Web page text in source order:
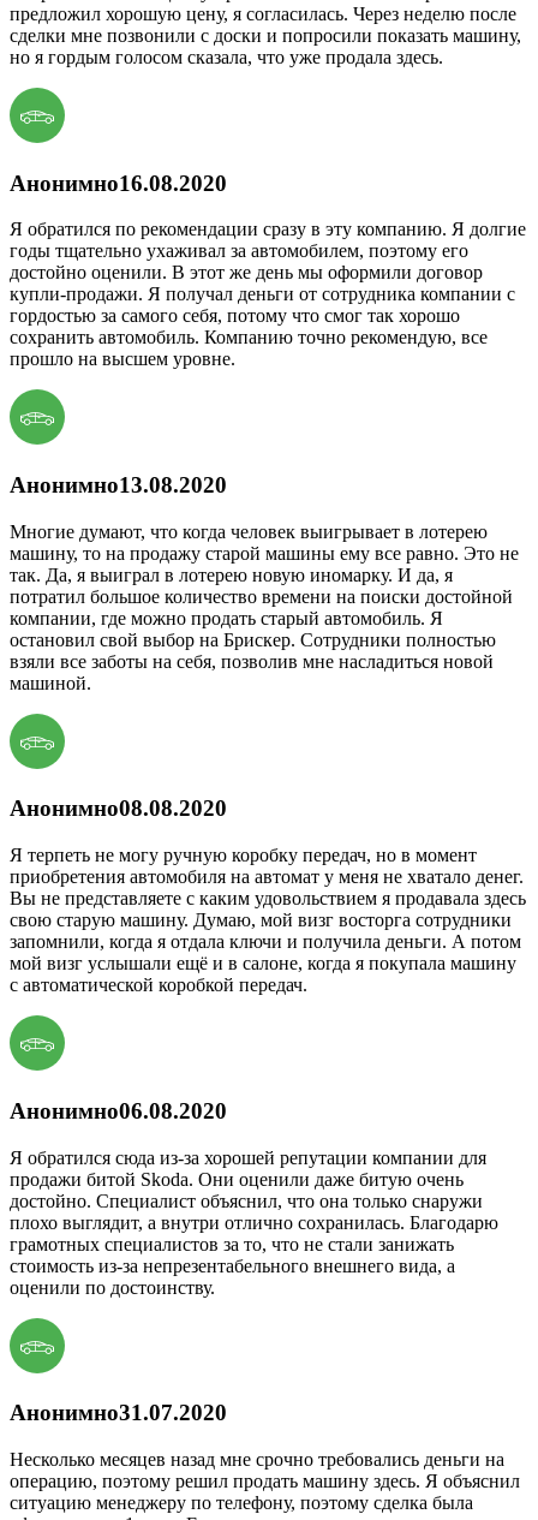
предложил хорошую цену, я согласилась. Через неделю после
сделки мне позвонили с доски и попросили показать машину,
но я гордым голосом сказала, что уже продала здесь.
Анонимно16.08.2020
Я обратился по рекомендации сразу в эту компанию. Я долгие
годы тщательно ухаживал за автомобилем, поэтому его
достойно оценили. В этот же день мы оформили договор
купли-продажи. Я получал деньги от сотрудника компании с
гордостью за самого себя, потому что смог так хорошо
сохранить автомобиль. Компанию точно рекомендую, все
прошло на высшем уровне.
Анонимно13.08.2020
Многие думают, что когда человек выигрывает в лотерею
машину, то на продажу старой машины ему все равно. Это не
так. Да, я выиграл в лотерею новую иномарку. И да, я
потратил большое количество времени на поиски достойной
компании, где можно продать старый автомобиль. Я
остановил свой выбор на Брискер. Сотрудники полностью
взяли все заботы на себя, позволив мне насладиться новой
машиной.
Анонимно08.08.2020
Я терпеть не могу ручную коробку передач, но в момент
приобретения автомобиля на автомат у меня не хватало денег.
Вы не представляете с каким удовольствием я продавала здесь
свою старую машину. Думаю, мой визг восторга сотрудники
запомнили, когда я отдала ключи и получила деньги. А потом
мой визг услышали ещё и в салоне, когда я покупала машину
с автоматической коробкой передач.
Анонимно06.08.2020
Я обратился сюда из-за хорошей репутации компании для
продажи битой Skoda. Они оценили даже битую очень
достойно. Специалист объяснил, что она только снаружи
плохо выглядит, а внутри отлично сохранилась. Благодарю
грамотных специалистов за то, что не стали занижать
стоимость из-за непрезентабельного внешнего вида, а
оценили по достоинству.
Анонимно31.07.2020
Несколько месяцев назад мне срочно требовались деньги на
операцию, поэтому решил продать машину здесь. Я объяснил
ситуацию менеджеру по телефону, поэтому сделка была